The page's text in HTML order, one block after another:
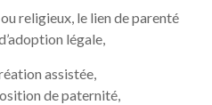
religieux, le lien de parenté
légale,
assistée,
de paternité,